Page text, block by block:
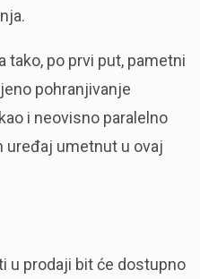
tako, po prvi put, pametni
pohranjivanje
i neovisno paralelno
uređaj umetnut u ovaj
u prodaji bit će dostupno